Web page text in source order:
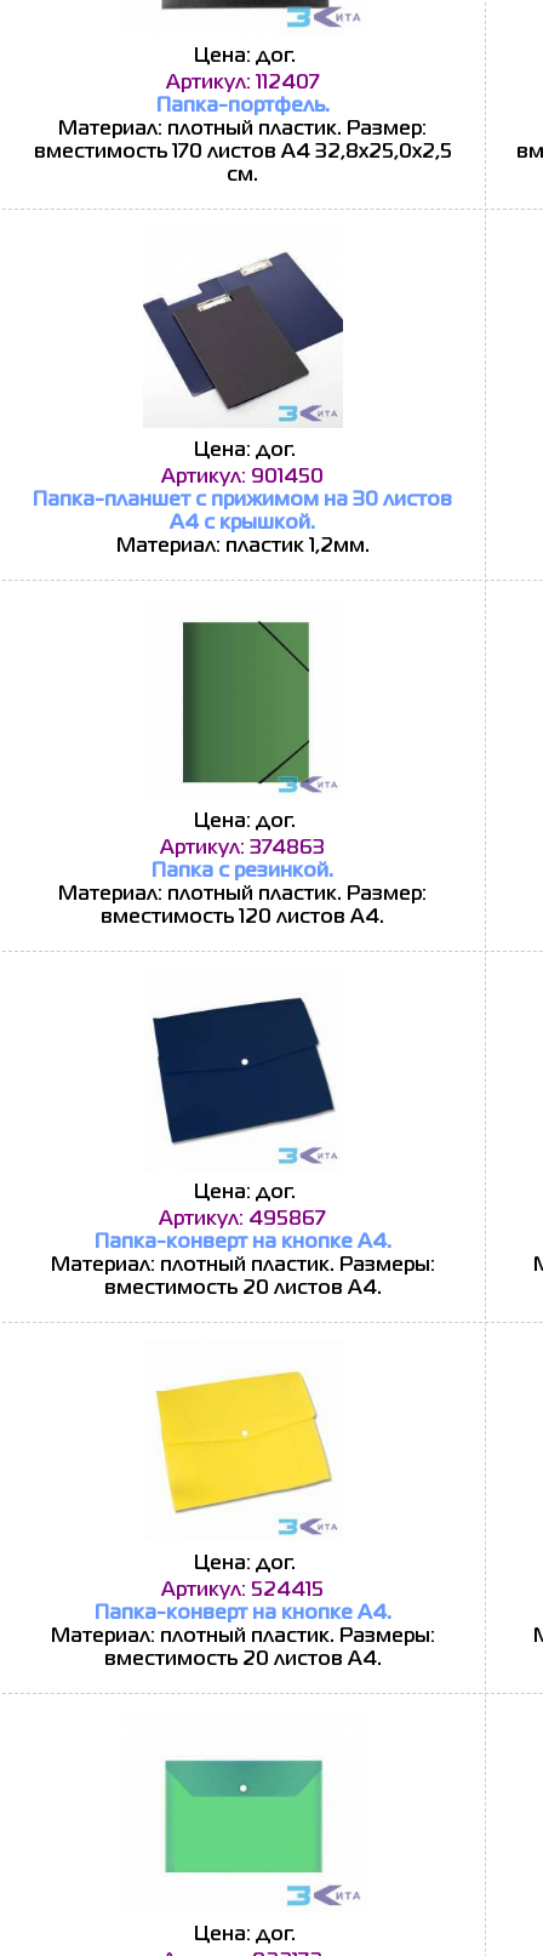
Цена: дог.
Артикул: 112407
Папка-портфель.
Материал: плотный пластик. Размер:
вместимость 170 листов А4 32,8х25,0х2,5
см.
Цена: дог.
Артикул: 901450
Папка-планшет с прижимом на 30 листов
А4 с крышкой.
Материал: пластик 1,2мм.
Цена: дог.
Артикул: 374863
Папка с резинкой.
Материал: плотный пластик. Размер:
вместимость 120 листов А4.
Цена: дог.
Артикул: 495867
Папка-конверт на кнопке А4.
Материал: плотный пластик. Размеры:
вместимость 20 листов А4.
Цена: дог.
Артикул: 524415
Папка-конверт на кнопке А4.
Материал: плотный пластик. Размеры:
вместимость 20 листов А4.
Цена: дог.